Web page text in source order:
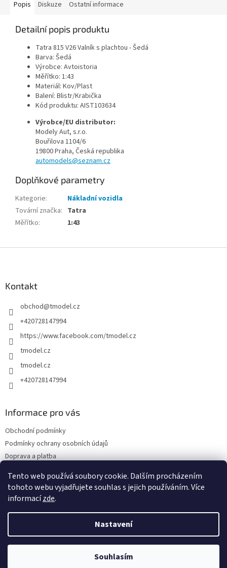
Tento web používá soubory cookie. Dalším procházením
tohoto webu vyjadřujete souhlas s jejich používáním. Více
informacízde.
Nastavení
Souhlasím
Popis Diskuze Ostatní informace
Detailní popis produktu
Tatra 815 V26 Valník s plachtou - Šedá
Barva: Šedá
Výrobce: Avtoistoria
Měřítko: 1:43
Materiál: Kov/Plast
Balení: Blistr/Krabička
Kód produktu: AIST103634
Výrobce/EU distributor:
Modely Aut, s.r.o.
Bouřilova 1104/6
19800 Praha, Česká republika
automodels@seznam.cz
Doplňkové parametry
Kategorie:
Nákladní vozidla
Tovární značka: Tatra
Měřítko: 1:43
Kontakt
obchod@tmodel.cz
+420728147994
https://www.facebook.com/tmodel.cz
tmodel.cz
tmodel.cz
+420728147994
Informace pro vás
Obchodní podmínky
Podmínky ochrany osobních údajů
Doprava a platba
Kontakty
Vytvořil Shoptet
TMODEL.CZ. Všechna práva vyhrazena.